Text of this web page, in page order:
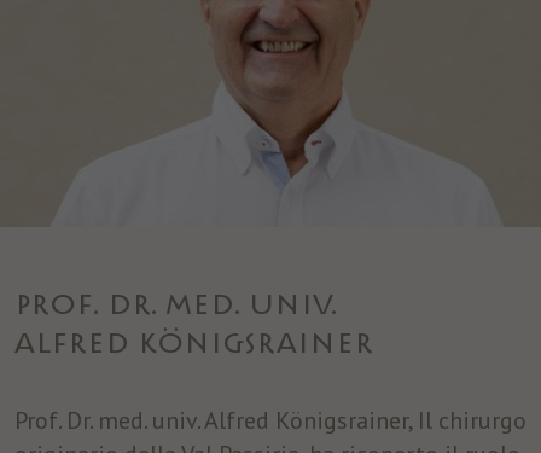
PROF. DR. MED. UNIV.
ALFRED KÖNIGSRAINER
Prof. Dr. med. univ. Alfred Königsrainer, Il chirurgo